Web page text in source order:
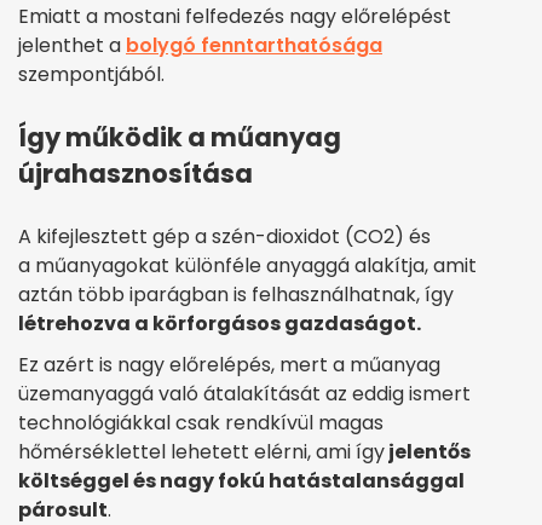
Emiatt a mostani felfedezés nagy előrelépést
jelenthet a bolygó fenntarthatósága
szempontjából.
Így működik a műanyag
újrahasznosítása
A kifejlesztett gép a szén-dioxidot (CO2) és
a műanyagokat különféle anyaggá alakítja, amit
aztán több iparágban is felhasználhatnak, így
létrehozva a körforgásos gazdaságot.
Ez azért is nagy előrelépés, mert a műanyag
üzemanyaggá való átalakítását az eddig ismert
technológiákkal csak rendkívül magas
hőmérséklettel lehetett elérni, ami ígyjelentős
költséggel és nagy fokú hatástalansággal
párosult.